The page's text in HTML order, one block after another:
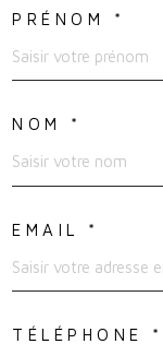
PRÉNOM *
NOM *
EMAIL *
TÉLÉPHONE *